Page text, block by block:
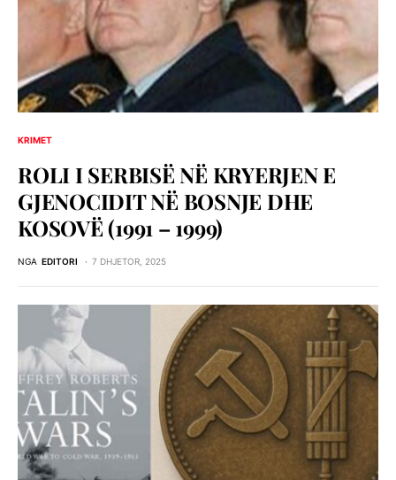
KRIMET
ROLI I SERBISЁ NЁ KRYERJEN E
GJENOCIDIT NЁ BOSNJE DHE
KOSOVЁ (1991 – 1999)
NGA EDITORI 7 DHJETOR, 2025